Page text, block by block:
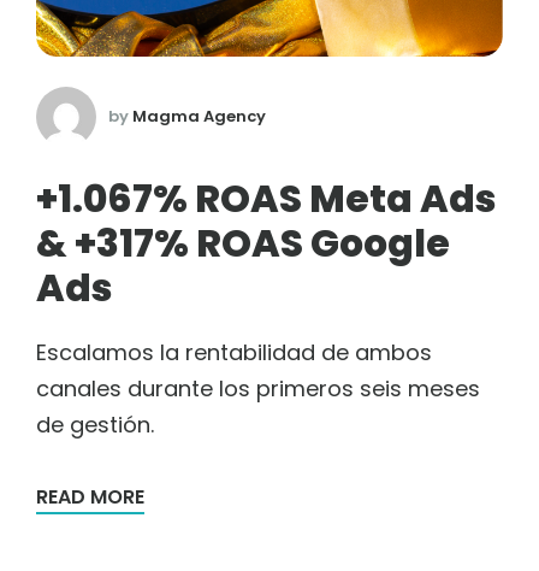
by Magma Agency
+1.067% ROAS Meta Ads
& +317% ROAS Google
Ads
Escalamos la rentabilidad de ambos
canales durante los primeros seis meses
de gestión.
READ MORE